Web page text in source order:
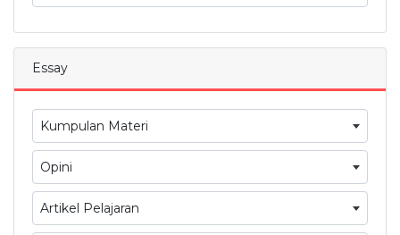
Essay
Kumpulan Materi
Opini
Artikel Pelajaran